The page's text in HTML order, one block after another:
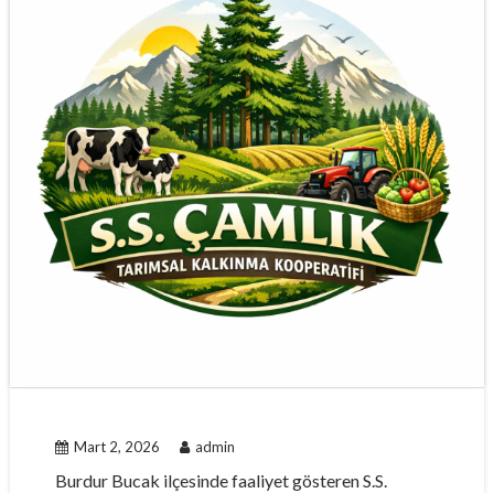
Mart 2, 2026 admin
Burdur Bucak ilçesinde faaliyet gösteren S.S.